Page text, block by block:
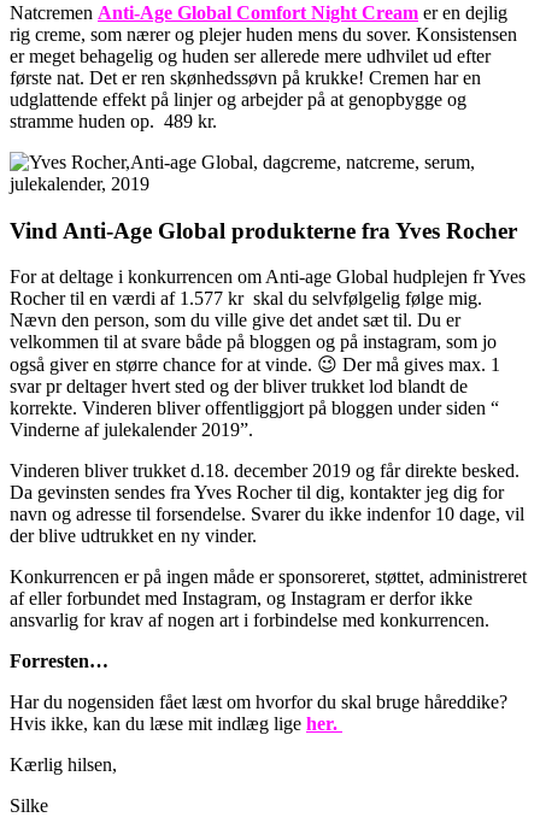
Natcremen Anti-Age Global Comfort Night Cream er en dejlig
rig creme, som nærer og plejer huden mens du sover. Konsistensen
er meget behagelig og huden ser allerede mere udhvilet ud efter
første nat. Det er ren skønhedssøvn på krukke! Cremen har en
udglattende effekt på linjer og arbejder på at genopbygge og
stramme huden op. 489 kr.
Vind Anti-Age Global produkterne fra Yves Rocher
For at deltage i konkurrencen om Anti-age Global hudplejen fr Yves
Rocher til en værdi af 1.577 kr skal du selvfølgelig følge mig.
Nævn den person, som du ville give det andet sæt til. Du er
velkommen til at svare både på bloggen og på instagram, som jo
også giver en større chance for at vinde. 😉 Der må gives max. 1
svar pr deltager hvert sted og der bliver trukket lod blandt de
korrekte. Vinderen bliver offentliggjort på bloggen under siden “
Vinderne af julekalender 2019”.
Vinderen bliver trukket d.18. december 2019 og får direkte besked.
Da gevinsten sendes fra Yves Rocher til dig, kontakter jeg dig for
navn og adresse til forsendelse. Svarer du ikke indenfor 10 dage, vil
der blive udtrukket en ny vinder.
Konkurrencen er på ingen måde er sponsoreret, støttet, administreret
af eller forbundet med Instagram, og Instagram er derfor ikke
ansvarlig for krav af nogen art i forbindelse med konkurrencen.
Forresten…
Har du nogensiden fået læst om hvorfor du skal bruge håreddike?
Hvis ikke, kan du læse mit indlæg lige her.
Kærlig hilsen,
Silke